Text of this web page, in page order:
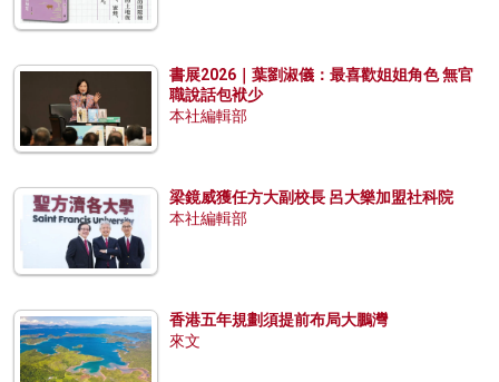
書展2026｜葉劉淑儀：最喜歡姐姐角色 無官
職說話包袱少
本社編輯部
梁鏡威獲任方大副校長 呂大樂加盟社科院
本社編輯部
香港五年規劃須提前布局大鵬灣
來文